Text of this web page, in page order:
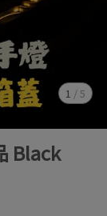
1 /5
Black